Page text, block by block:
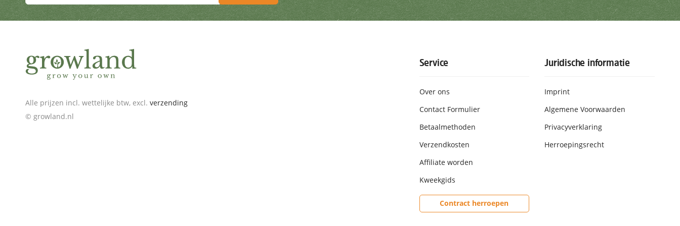
Schrijf je in voor de nieuwsbrief en ontvang geweldige aanbiedingen. U kunt zich te allen tijde uitschrijven. Inschrijven
Alle prijzen incl. wettelijke btw, excl. verzending
© growland.nl
Service
Over ons
Contact Formulier
Betaalmethoden
Verzendkosten
Affiliate worden
Kweekgids
Contract herroepen
Juridische informatie
Imprint
Algemene Voorwaarden
Privacyverklaring
Herroepingsrecht